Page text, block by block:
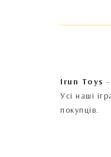
Irun Toys -
Усі наші
покупців.